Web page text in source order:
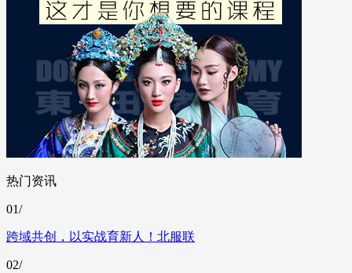
热门资讯
01/
跨域共创，以实战育新人！北服联
02/